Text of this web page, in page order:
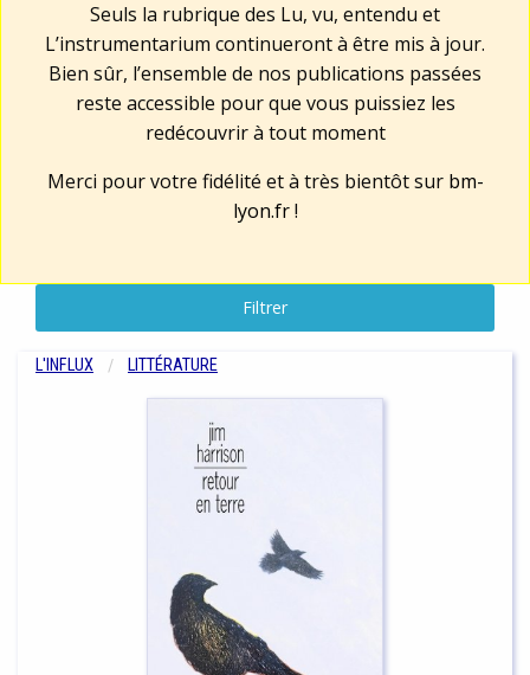
Seuls la rubrique des Lu, vu, entendu et
L’instrumentarium continueront à être mis à jour.
Bien sûr, l’ensemble de nos publications passées
reste accessible pour que vous puissiez les
redécouvrir à tout moment
Merci pour votre fidélité et à très bientôt sur bm-
lyon.fr!
Filtrer
L'INFLUX LITTÉRATURE